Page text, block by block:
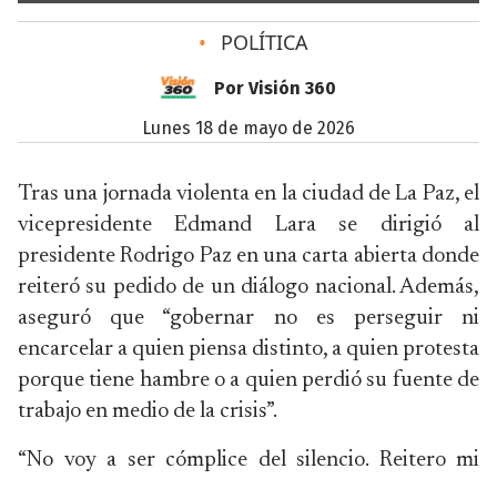
• POLÍTICA
Por Visión 360
lunes 18 de mayo de 2026
Tras una jornada violenta en la ciudad de La Paz, el
vicepresidente Edmand Lara se dirigió al
presidente Rodrigo Paz en una carta abierta donde
reiteró su pedido de un diálogo nacional. Además,
aseguró que “gobernar no es perseguir ni
encarcelar a quien piensa distinto, a quien protesta
porque tiene hambre o a quien perdió su fuente de
trabajo en medio de la crisis”.
“No voy a ser cómplice del silencio. Reitero mi